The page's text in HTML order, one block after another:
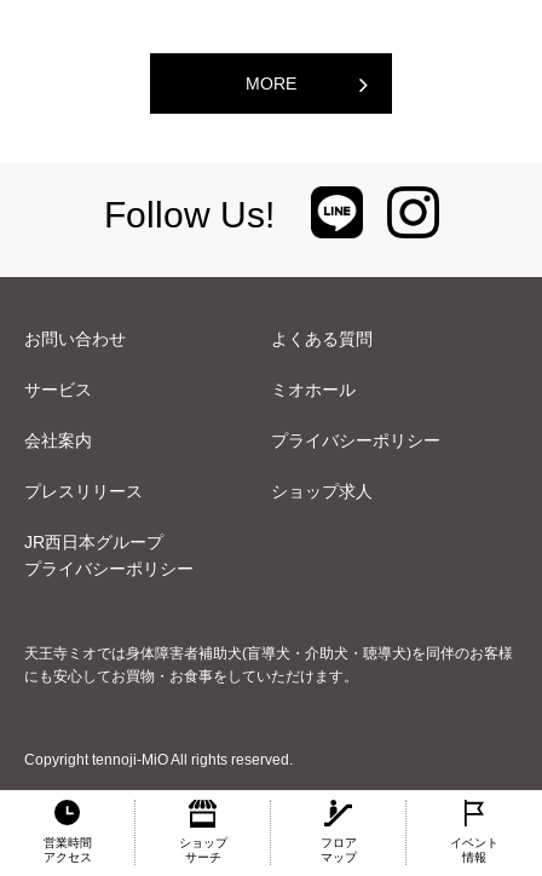
MORE
Follow Us!
営業時間
アクセス
ショップ
サーチ
フロア
マップ
イベント
情報
お問い合わせ よくある質問
サービス ミオホール
会社案内 プライバシーポリシー
プレスリリース ショップ求人
JR西日本グループ
プライバシーポリシー
天王寺ミオでは身体障害者補助犬(盲導犬・介助犬・聴導犬)を同伴のお客様
にも安心してお買物・お食事をしていただけます。
Copyright tennoji-MiO All rights reserved.